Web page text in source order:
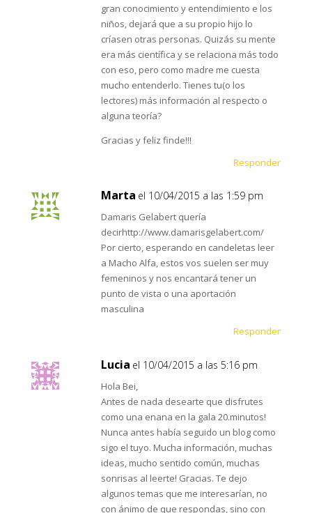
gran conocimiento y entendimiento e los
niños, dejará que a su propio hijo lo
críasen otras personas. Quizás su mente
era más científica y se relaciona más todo
con eso, pero como madre me cuesta
mucho entenderlo. Tienes tu(o los
lectores) más información al respecto o
alguna teoría?
Gracias y feliz finde!!!
Responder
Marta el 10/04/2015 a las 1:59 pm
Damaris Gelabert quería
decirhttp://www.damarisgelabert.com/
Por cierto, esperando en candeletas leer
a Macho Alfa, estos vos suelen ser muy
femeninos y nos encantará tener un
punto de vista o una aportación
masculina
Responder
Lucia el 10/04/2015 a las 5:16 pm
Hola Bei,
Antes de nada desearte que disfrutes
como una enana en la gala 20.minutos!
Nunca antes había seguido un blog como
sigo el tuyo. Mucha información, muchas
ideas, mucho sentido común, muchas
sonrisas al leerte! Gracias. Te dejo
algunos temas que me interesarían, no
con ánimo de que respondas, sino con